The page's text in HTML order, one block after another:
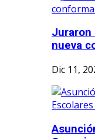
Juraron
nueva
Dic 11,